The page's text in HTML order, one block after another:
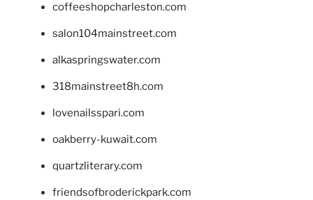
coffeeshopcharleston.com
salon104mainstreet.com
alkaspringswater.com
318mainstreet8h.com
lovenailsspari.com
oakberry-kuwait.com
quartzliterary.com
friendsofbroderickpark.com